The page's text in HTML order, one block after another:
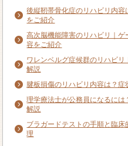
後縦靭帯骨化症のリハビリ内
をご紹介
高次脳機能障害のリハビリ｜
容をご紹介
ワレンベルグ症候群のリハビ
解説
腱板損傷のリハビリ内容は？
理学療法士が公務員になるには
解説
ブラガードテストの手順と臨
理